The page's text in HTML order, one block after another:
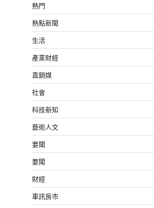
熱門
熱點新聞
生活
產業財經
直銷媒
社會
科技新知
藝術人文
要聞
要聞
財經
車訊房市